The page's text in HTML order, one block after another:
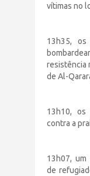
vítimas no
13h35,
resistência
de Al-
13h10, os
contra a
13h07, um
de